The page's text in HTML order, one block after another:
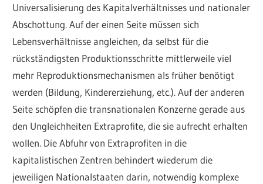
Universalisierung des Kapitalverhältnisses und nationaler
Abschottung. Auf der einen Seite müssen sich
Lebensverhältnisse angleichen, da selbst für die
rückständigsten Produktionsschritte mittlerweile viel
mehr Reproduktionsmechanismen als früher benötigt
werden (Bildung, Kindererziehung, etc.). Auf der anderen
Seite schöpfen die transnationalen Konzerne gerade aus
den Ungleichheiten Extraprofite, die sie aufrecht erhalten
wollen. Die Abfuhr von Extraprofiten in die
kapitalistischen Zentren behindert wiederum die
jeweiligen Nationalstaaten darin, notwendig komplexe